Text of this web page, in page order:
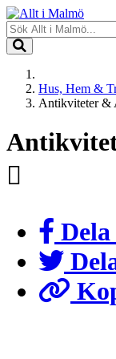
Hus, Hem &
Antikviteter &